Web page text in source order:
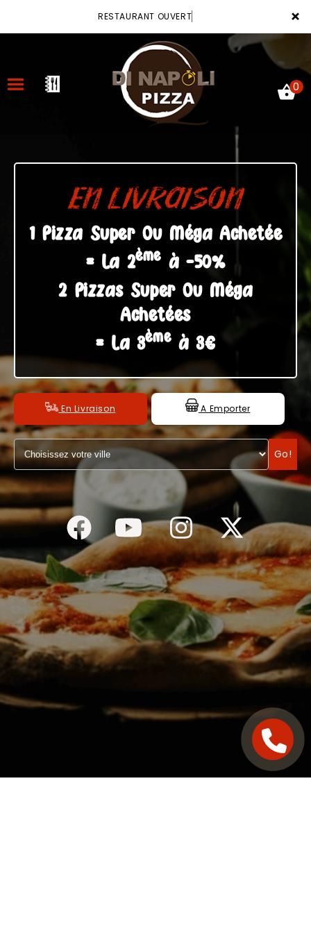
×
RESTAURANT OUVERT
ACCUEIL
VOTRE COMPTE
NOTRE RESTAURANT
VOS AVIS
MENTIONS LÉGALES
0
EN LIVRAISON
1 Pizza Super Ou Méga Achetée
= La 2ème à -50%
2 Pizzas Super Ou Méga
Achetées
= La 3èmeà 3€
En Livraison A Emporter
Go!